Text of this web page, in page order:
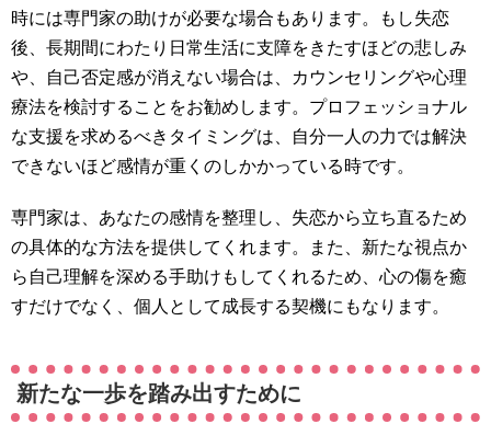
時には専門家の助けが必要な場合もあります。もし失恋
後、長期間にわたり日常生活に支障をきたすほどの悲しみ
や、自己否定感が消えない場合は、カウンセリングや心理
療法を検討することをお勧めします。プロフェッショナル
な支援を求めるべきタイミングは、自分一人の力では解決
できないほど感情が重くのしかかっている時です。
専門家は、あなたの感情を整理し、失恋から立ち直るため
の具体的な方法を提供してくれます。また、新たな視点か
ら自己理解を深める手助けもしてくれるため、心の傷を癒
すだけでなく、個人として成長する契機にもなります。
新たな一歩を踏み出すために